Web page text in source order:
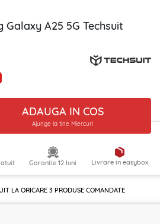
Galaxy A25 5G Techsuit
ADAUGA IN COS
Ajunge la tine Miercuri
Garantie 12 luni Livrare in easybox
LA ORICARE 3 PRODUSECOMANDATE